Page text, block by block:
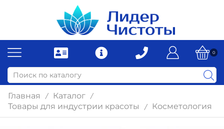
0
Главная / Каталог /
Товары для индустрии красоты / Косметология